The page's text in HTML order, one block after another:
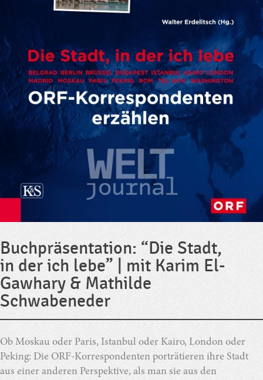
Buchpräsentation: “Die Stadt,
in der ich lebe” | mit Karim El-
Gawhary & Mathilde
Schwabeneder
Ob Moskau oder Paris, Istanbul oder Kairo, London oder
Peking: Die ORF-Korrespondenten porträtieren ihre Stadt
aus einer anderen Perspektive, als man sie aus den